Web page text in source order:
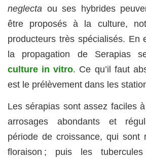
neglecta ou ses hybrides
être proposés à la culture,
producteurs très spécialisés. En
la propagation de Serapias
culture in vitro. Ce qu’il faut
est le prélèvement dans les
Les sérapias sont assez faciles
arrosages abondants et
période de croissance, qui sont
floraison ; puis les